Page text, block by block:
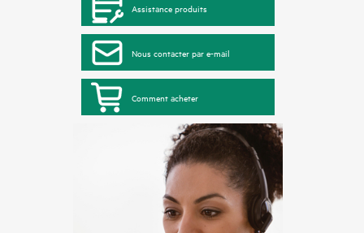
Assistance produits
Nous contacter par e-mail
Comment acheter